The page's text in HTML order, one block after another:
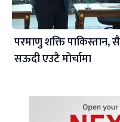
परमाणु शक्ति पाकिस्तान,
सऊदी एउटै मोर्चामा